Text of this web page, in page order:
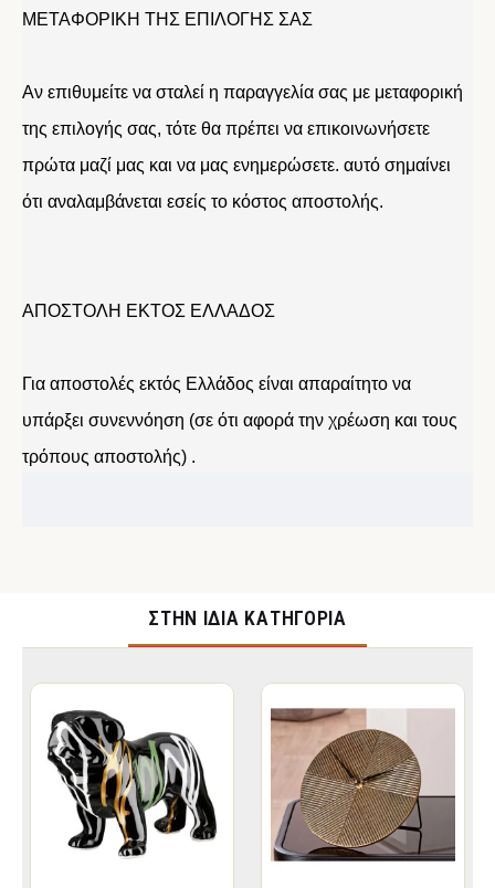
ΜΕΤΑΦΟΡΙΚΗ ΤΗΣ ΕΠΙΛΟΓΗΣ ΣΑΣ
Αν επιθυμείτε να σταλεί η παραγγελία σας με μεταφορική
της επιλογής σας, τότε θα πρέπει να επικοινωνήσετε
πρώτα μαζί μας και να μας ενημερώσετε. αυτό σημαίνει
ότι αναλαμβάνεται εσείς το κόστος αποστολής.
ΑΠΟΣΤΟΛΗ ΕΚΤΟΣ ΕΛΛΑΔΟΣ
Για αποστολές εκτός Ελλάδος είναι απαραίτητο να
υπάρξει συνεννόηση (σε ότι αφορά την χρέωση και τους
τρόπους αποστολής) .
ΣΤΉΝ ΊΔΙΑ ΚΑΤΗΓΟΡΊΑ